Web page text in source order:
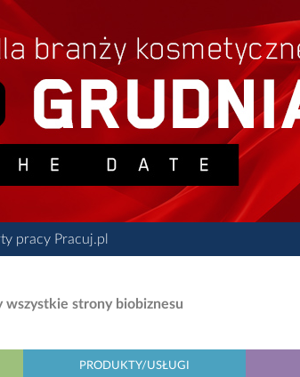
pracy Pracuj.pl
wszystkie strony biobiznesu
PRODUKTY/USŁUGI